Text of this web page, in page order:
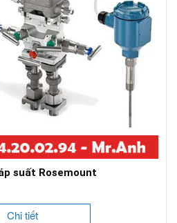
suất Rosemount
Chi tiết